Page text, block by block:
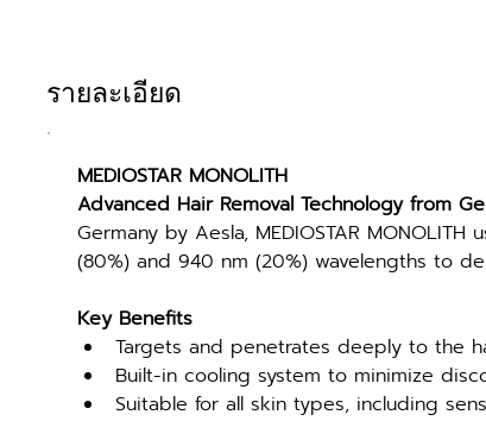
รายละเอียด
MEDIOSTAR MONOLITH
Advanced Hair Removal Technology from
Germany by Aesla, MEDIOSTAR
(80%) and 940 nm (20%) wavelengths to
Key Benefits
Targets and penetrates deeply to the
Built-in cooling system to minimize
Suitable for all skin types, including